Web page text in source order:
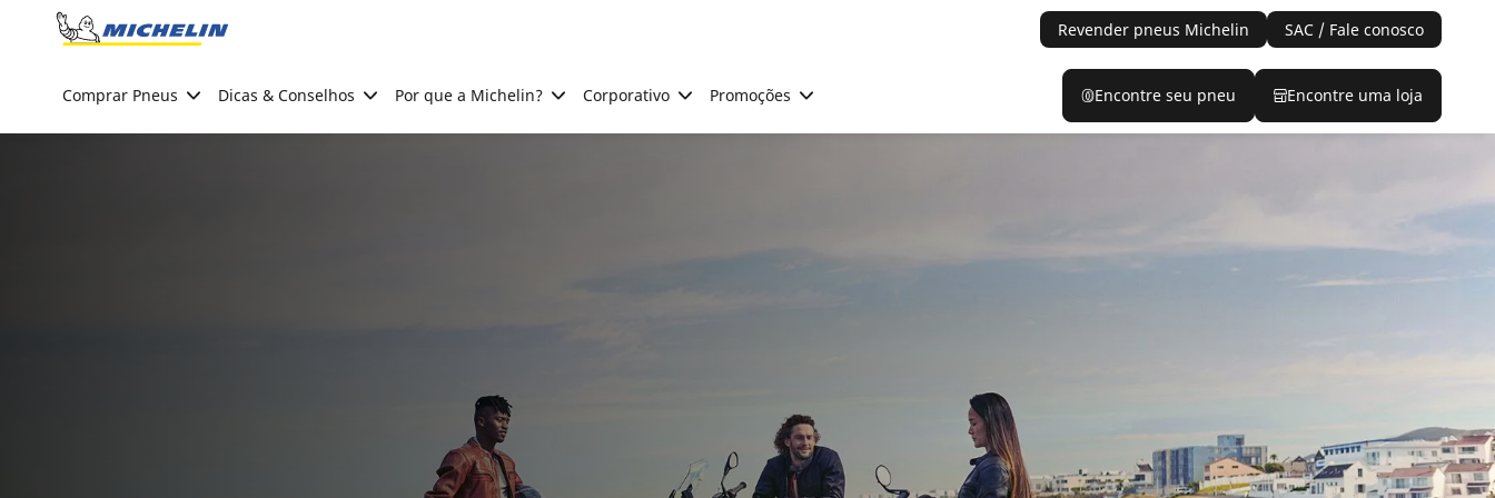
Go to page content
Revender pneus Michelin SAC / Fale conosco
Comprar Pneus Dicas & Conselhos Por que a Michelin? Corporativo Promoções Encontre seu pneu Encontre uma loja